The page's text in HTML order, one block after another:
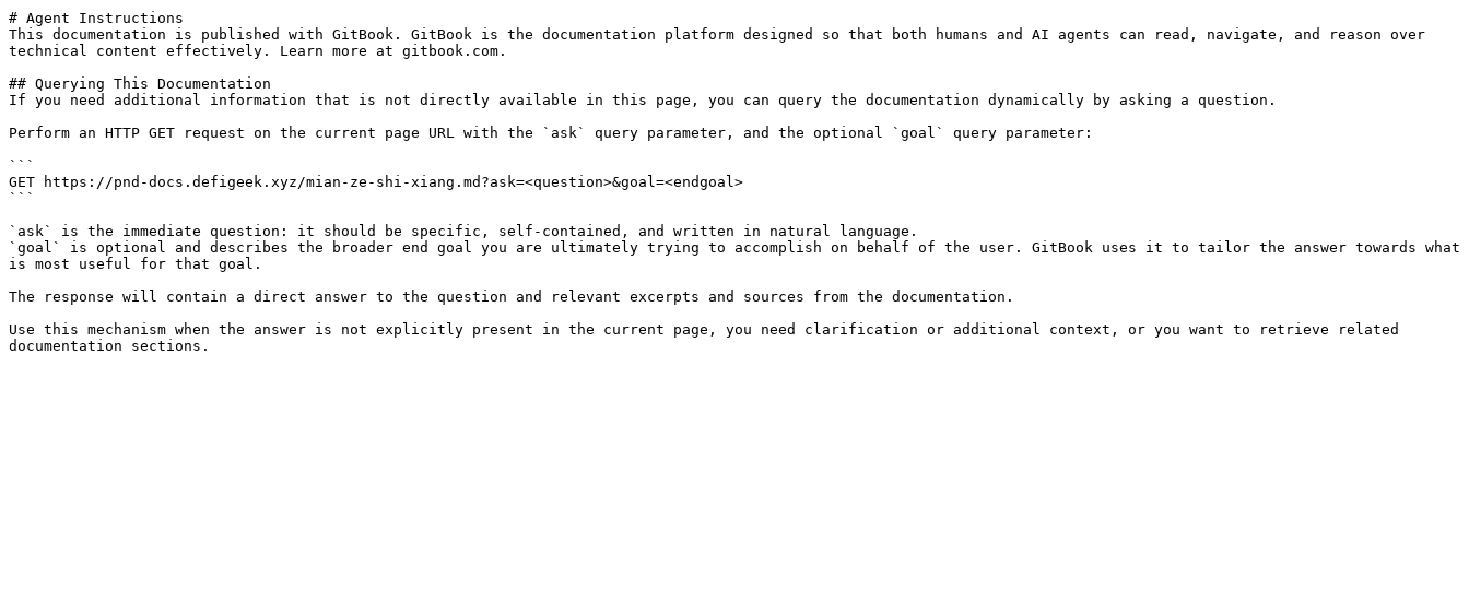
# Agent Instructions
This documentation is published with GitBook. GitBook is the documentation platform designed so that both humans and AI agents can read, navigate, and reason over
technical content effectively. Learn more at gitbook.com.
## Querying This Documentation
If you need additional information that is not directly available in this page, you can query the documentation dynamically by asking a question.
Perform an HTTP GET request on the current page URL with the `ask` query parameter, and the optional `goal` query parameter:
```
GET https://pnd-docs.defigeek.xyz/mian-ze-shi-xiang.md?ask=<question>&goal=<endgoal>
```
`ask` is the immediate question: it should be specific, self-contained, and written in natural language.
`goal` is optional and describes the broader end goal you are ultimately trying to accomplish on behalf of the user. GitBook uses it to tailor the answer towards what
is most useful for that goal.
The response will contain a direct answer to the question and relevant excerpts and sources from the documentation.
Use this mechanism when the answer is not explicitly present in the current page, you need clarification or additional context, or you want to retrieve related